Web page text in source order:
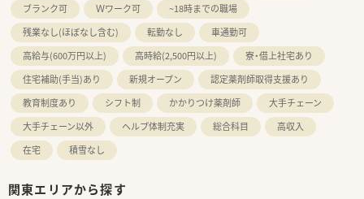
ブランク可
Ｗワーク可
~18時までの職場
残業なし(ほぼなし含む)
転勤なし
車通勤可
高給与(600万円以上)
高時給(2,500円以上)
寮・借上社宅あり
住宅補助(手当)あり
新規オープン
認定薬剤師取得支援あり
教育制度あり
シフト制 かかりつけ薬剤師
大手チェーン
大手チェーン以外
ヘルプ体制充実 総合科目
高収入
在宅
積雪なし
関東エリアから探す